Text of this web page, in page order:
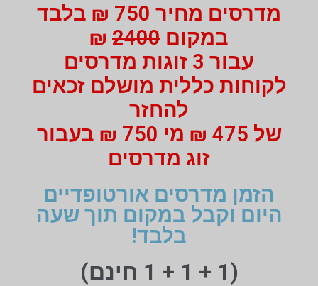
מדרסים מחיר 750 ₪ בלבד
במקום 2400
₪
עבור 3 זוגות מדרסים
לקוחות כללית מושלם זכאים
להחזר
של 475 ₪ מי 750 ₪ בעבור
זוג מדרסים
הזמן מדרסים אורטופדיים
היום וקבל במקום תוך שעה
בלבד!
(1 + 1 + 1 חינם)